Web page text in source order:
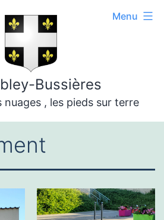
Bussières
nuages , les pieds sur terre
Menu